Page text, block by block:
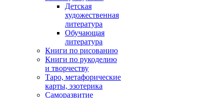
Детская
художественная
литература
Обучающая
литература
Книги по рисованию
Книги по рукоделию
и творчеству
Таро, метафорические
карты, эзотерика
Саморазвитие